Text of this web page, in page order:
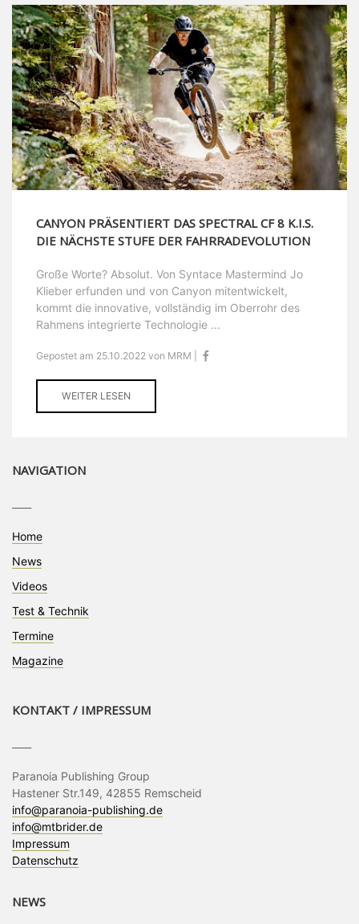
CANYON PRÄSENTIERT DAS SPECTRAL CF 8 K.I.S.
DIE NÄCHSTE STUFE DER FAHRRADEVOLUTION
Große Worte? Absolut. Von Syntace Mastermind Jo
Klieber erfunden und von Canyon mitentwickelt,
kommt die innovative, vollständig im Oberrohr des
Rahmens integrierte Technologie ...
Gepostet am 25.10.2022 von MRM |
WEITER LESEN
NAVIGATION
Home
News
Videos
Test & Technik
Termine
Magazine
KONTAKT / IMPRESSUM
Paranoia Publishing Group
Hastener Str.149, 42855 Remscheid
info@paranoia-publishing.de
info@mtbrider.de
Impressum
Datenschutz
NEWS